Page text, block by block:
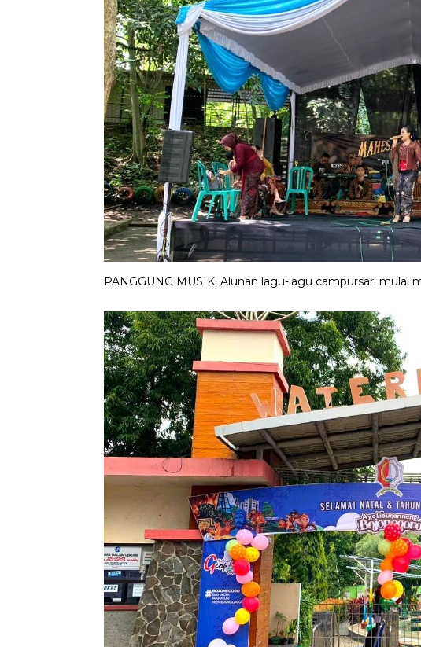
PANGGUNG MUSIK: Alunan lagu-lagu campursari mulai